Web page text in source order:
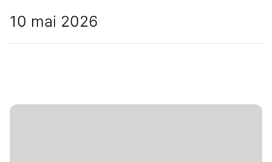
10 mai 2026